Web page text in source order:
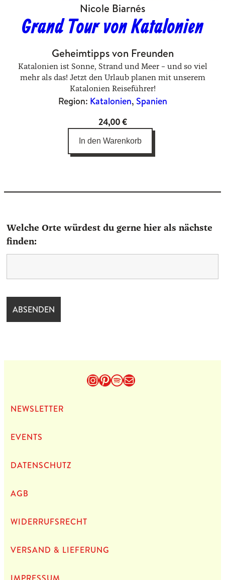
Nicole Biarnés
Grand Tour von Katalonien
Geheimtipps von Freunden
Katalonien ist Sonne, Strand und Meer – und so viel
mehr als das! Jetzt den Urlaub planen mit unserem
Katalonien Reiseführer!
Region: Katalonien, Spanien
24,00€
In den Warenkorb
Welche Orte würdest du gerne hier als nächste
finden:
Instagram
Pinterest
Spotify
E-Mail
NEWS­LET­TER
EVENTS
DATEN­SCHUTZ
AGB
WIDERRUFSRECHT
VERSAND & LIEFERUNG
IMPRES­SUM